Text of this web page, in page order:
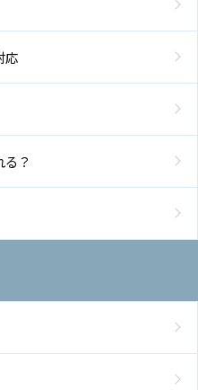
応
？